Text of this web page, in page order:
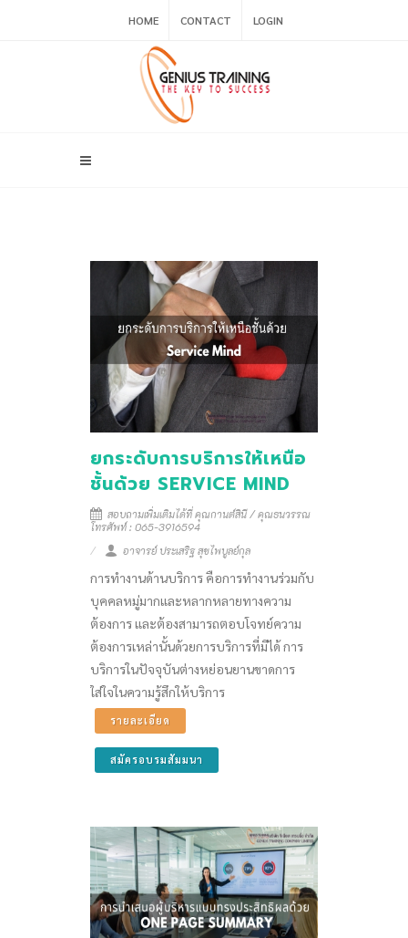
HOME CONTACT LOGIN
ยกระดับการบริการให้เหนือ
ชั้นด้วย SERVICE MIND
สอบถามเพิ่มเติมได้ที่ คุณกานต์สินี / คุณธนวรรณ
โทรศัพท์ : 065-3916594
อาจารย์ ประเสริฐ สุขไพบูลย์กุล
การทำงานด้านบริการ คือการทำงานร่วมกับ
บุคคลหมู่มากและหลากหลายทางความ
ต้องการ และต้องสามารถตอบโจทย์ความ
ต้องการเหล่านั้นด้วยการบริการที่มีได้ การ
บริการในปัจจุบันต่างหย่อนยานขาดการ
ใส่ใจในความรู้สึกให้บริการ
รายละเอียด
สมัครอบรมสัมมนา